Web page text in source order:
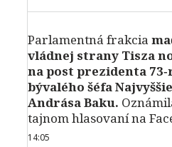
Parlamentná frakcia
vládnej strany Tisza
na post prezidenta
bývalého šéfa
Andrása Baku.
tajnom hlasovaní na
14:05